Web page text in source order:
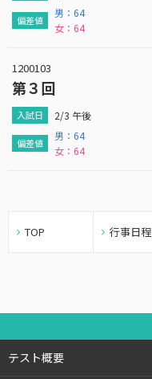
男：64
女：64
1200103
第３回
2/3 午後
男：64
女：64
TOP 行事日程
テスト概要